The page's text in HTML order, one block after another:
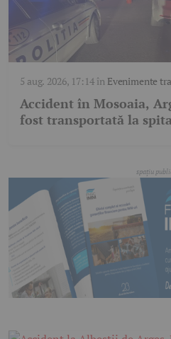
5 aug. 2026, 17:14în Evenimente
Accident în Mosoaia,
fost transportată la